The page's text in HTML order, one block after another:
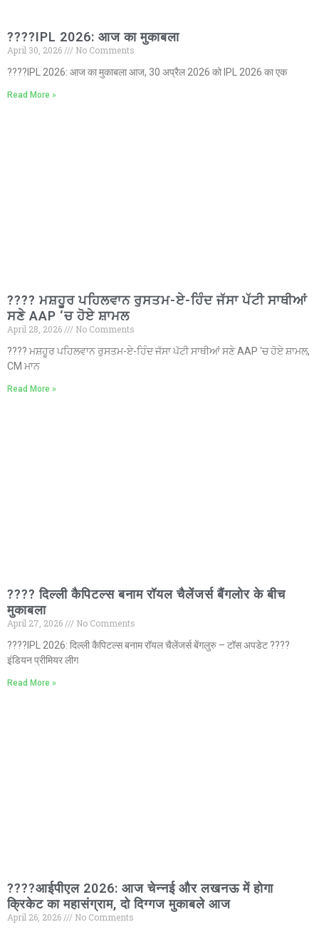
????IPL 2026: आज का मुकाबला
April 30, 2026
No Comments
????IPL 2026: आज का मुकाबला आज, 30 अप्रैल 2026 को IPL 2026 का एक
Read More »
???? ਮਸ਼ਹੂਰ ਪਹਿਲਵਾਨ ਰੁਸਤਮ-ਏ-ਹਿੰਦ ਜੱਸਾ ਪੱਟੀ ਸਾਥੀਆਂ
ਸਣੇ AAP ‘ਚ ਹੋਏ ਸ਼ਾਮਲ
April 28, 2026
No Comments
???? ਮਸ਼ਹੂਰ ਪਹਿਲਵਾਨ ਰੁਸਤਮ-ਏ-ਹਿੰਦ ਜੱਸਾ ਪੱਟੀ ਸਾਥੀਆਂ ਸਣੇ AAP ‘ਚ ਹੋਏ ਸ਼ਾਮਲ,
CM ਮਾਨ
Read More »
???? दिल्ली कैपिटल्स बनाम रॉयल चैलेंजर्स बैंगलोर के बीच
मुकाबला
April 27, 2026
No Comments
????IPL 2026: दिल्ली कैपिटल्स बनाम रॉयल चैलेंजर्स बेंगलुरु – टॉस अपडेट ????
इंडियन प्रीमियर लीग
Read More »
????आईपीएल 2026: आज चेन्नई और लखनऊ में होगा
क्रिकेट का महासंग्राम, दो दिग्गज मुकाबले आज
April 26, 2026 No Comments